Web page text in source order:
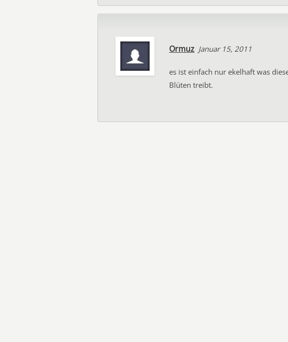
Ormuz Januar 15, 2011
es ist einfach nur ekelhaft was
Blüten treibt.